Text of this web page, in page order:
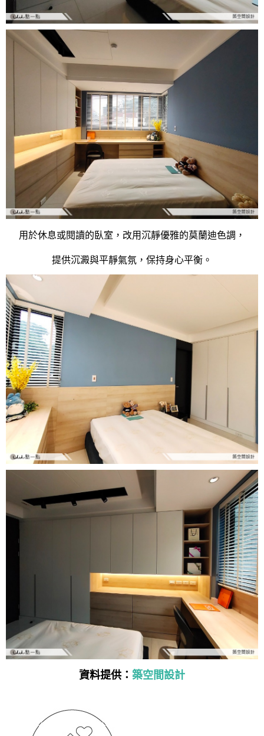
用於休息或閱讀的臥室，改用沉靜優雅的莫蘭迪色調，
提供沉澱與平靜氣氛，保持身心平衡。
資料提供： 築空間設計